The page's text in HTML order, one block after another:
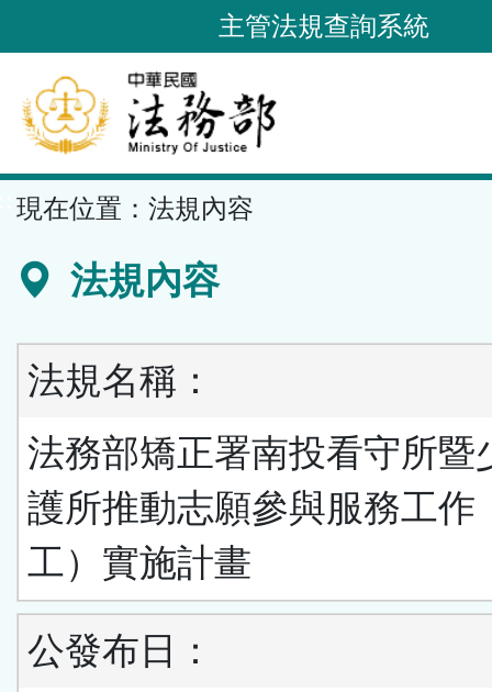
到
要
內
容
區
主管法規查詢系統
現在位置： 法規內容
法規內容
法規名稱：
法務部矯正署南投看守所暨
護所推動志願參與服務工作
工）實施計畫
公發布日：